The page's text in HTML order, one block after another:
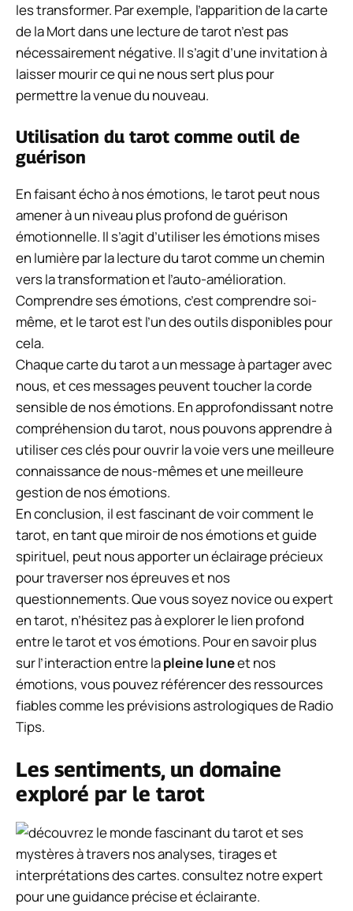
les transformer. Par exemple, l’apparition de la carte
de la Mort dans une lecture de tarot n’est pas
nécessairement négative. Il s’agit d’une invitation à
laisser mourir ce qui ne nous sert plus pour
permettre la venue du nouveau.
Utilisation du tarot comme outil de
guérison
En faisant écho à nos émotions, le tarot peut nous
amener à un niveau plus profond de guérison
émotionnelle. Il s’agit d’utiliser les émotions mises
en lumière par la lecture du tarot comme un chemin
vers la transformation et l’auto-amélioration.
Comprendre ses émotions, c’est comprendre soi-
même, et le tarot est l’un des outils disponibles pour
cela.
Chaque carte du tarot a un message à partager avec
nous, et ces messages peuvent toucher la corde
sensible de nos émotions. En approfondissant notre
compréhension du tarot, nous pouvons apprendre à
utiliser ces clés pour ouvrir la voie vers une meilleure
connaissance de nous-mêmes et une meilleure
gestion de nos émotions.
En conclusion, il est fascinant de voir comment le
tarot, en tant que miroir de nos émotions et guide
spirituel, peut nous apporter un éclairage précieux
pour traverser nos épreuves et nos
questionnements. Que vous soyez novice ou expert
en tarot, n’hésitez pas à explorer le lien profond
entre le tarot et vos émotions. Pour en savoir plus
sur l’interaction entre lapleine luneet nos
émotions, vous pouvez référencer des ressources
fiables comme les prévisions astrologiques de Radio
Tips.
Les sentiments, un domaine
exploré par le tarot